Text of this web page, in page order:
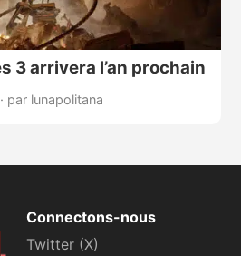
3 arrivera l’an prochain
· par lunapolitana
Connectons-nous
Twitter (X)